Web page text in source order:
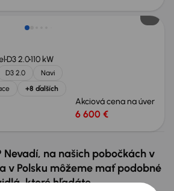
D3 2.0110 kW
D3 2.0
Navi
+8 ďalších
Akciová cena na úver
6 600 €
Nevadí, na našich pobočkách v
v Polsku môžeme mať podobné
ktoré hľadáte.